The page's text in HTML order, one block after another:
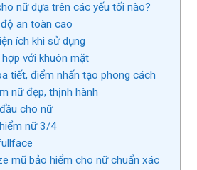
nữ dựa trên các yếu tối nào?
an toàn cao
ích khi sử dụng
hợp với khuôn mặt
tiết, điểm nhấn tạo phong cách
nữ đẹp, thịnh hành
cho nữ
nữ 3/4
mũ bảo hiểm cho nữ chuẩn xác